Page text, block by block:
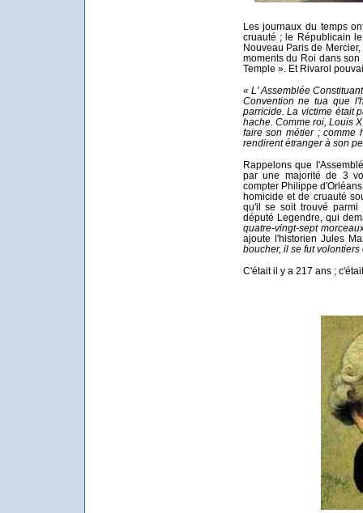
Les journaux du temps
cruauté ; le Républicain
Nouveau Paris de
moments du Roi dans
Temple ». Et Rivarol
« L' Assemblée
Convention ne tua que
parricide. La victime était
hache. Comme roi, Louis
faire son métier ; comme
rendirent étranger à son
Rappelons que
par une majorité de 3
compter Philippe
homicide et de cruauté
qu'il se soit trouvé
député Legendre, qui
quatre-vingt-sept
ajoute l'historien Jules
boucher, il se fut
C'était il y a 217 ans ;